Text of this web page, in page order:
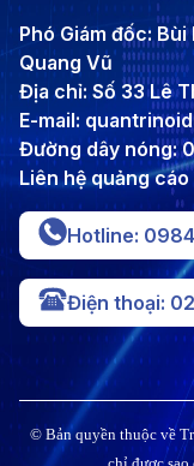
Phó Giám đốc:
Quang Vũ
Địa chỉ: Số 33 Lê
E-mail:
Đường dây nóng:
Liên hệ quảng cáo
Hotline:
Điện thoại:
© Bản quyền thuộc về